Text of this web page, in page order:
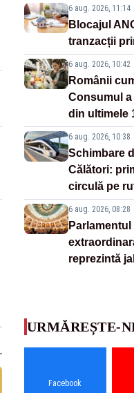
6 aug. 2026, 11:14
Blocajul
tranzacții
6 aug. 2026, 10:42
Românii
Consumul a
din ultimele
6 aug. 2026, 10:38
Schimbare
Călători:
circulă pe
6 aug. 2026, 08:28
reprezintă
URMĂREȘTE-
Facebook